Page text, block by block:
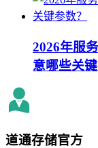
2026年服
意哪些关键
道通存储官方